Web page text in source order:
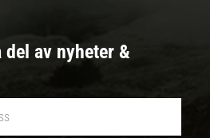
del av nyheter &